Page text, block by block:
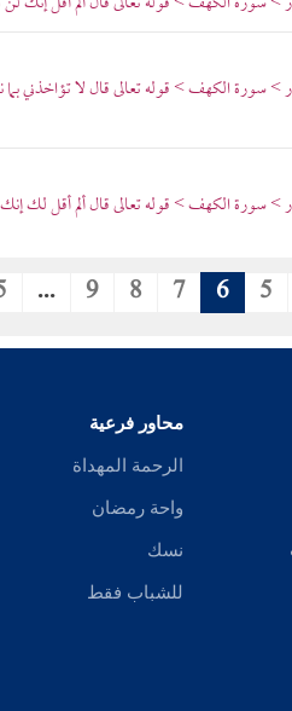
> سورة الكهف > قوله تعالى قال لا تؤاخذني
> سورة الكهف > قوله تعالى قال ألم أقل لك
5
6
7
8
9
...
محاور فرعية
الرحمة المهداة
واحة رمضان
نسك
للشباب فقط